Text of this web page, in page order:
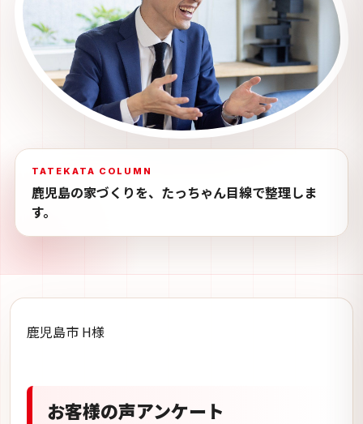
TATEKATA COLUMN
鹿児島の家づくりを、たっちゃん目線で整理しま
す。
鹿児島市 H様
お客様の声アンケート